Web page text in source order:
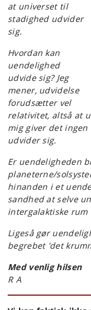
at universet til
stadighed udvider
sig.
Hvordan kan
uendelighed
udvide sig? Jeg
mener, udvidelse
forudsætter vel
relativitet, altså at
mig giver det
udvider sig.
Er uendeligheden
planeterne/
hinanden i et
sandhed at selve
intergalaktiske
Ligeså gør
begrebet 'det
Med venlig hilsen
R A